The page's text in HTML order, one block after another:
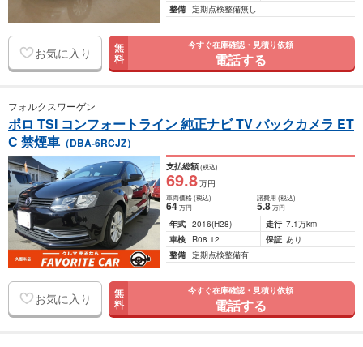
整備 定期点検整備無し
お気に入り 無
料
今すぐ在庫確認・見積り依頼
電話する
フォルクスワーゲン
ポロ TSI コンフォートライン 純正ナビ TV バックカメラ ET
C 禁煙車 （DBA-6RCJZ）
支払総額(税込)
69.8万円
車両価格(税込)
64万円
諸費用 (税込)
5.8 万円
年式 2016(H28) 走行 7.1万km
車検
R08.12 保証 あり
整備 定期点検整備有
お気に入り 無
料
今すぐ在庫確認・見積り依頼
電話する